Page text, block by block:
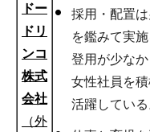
ドー
ドリ
ンコ
株式
会社
（外
採用・配置
を鑑みて実
登用が少な
女性社員を
活躍している